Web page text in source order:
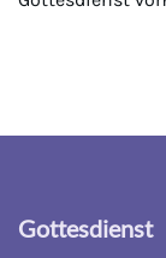
Gottesdienst